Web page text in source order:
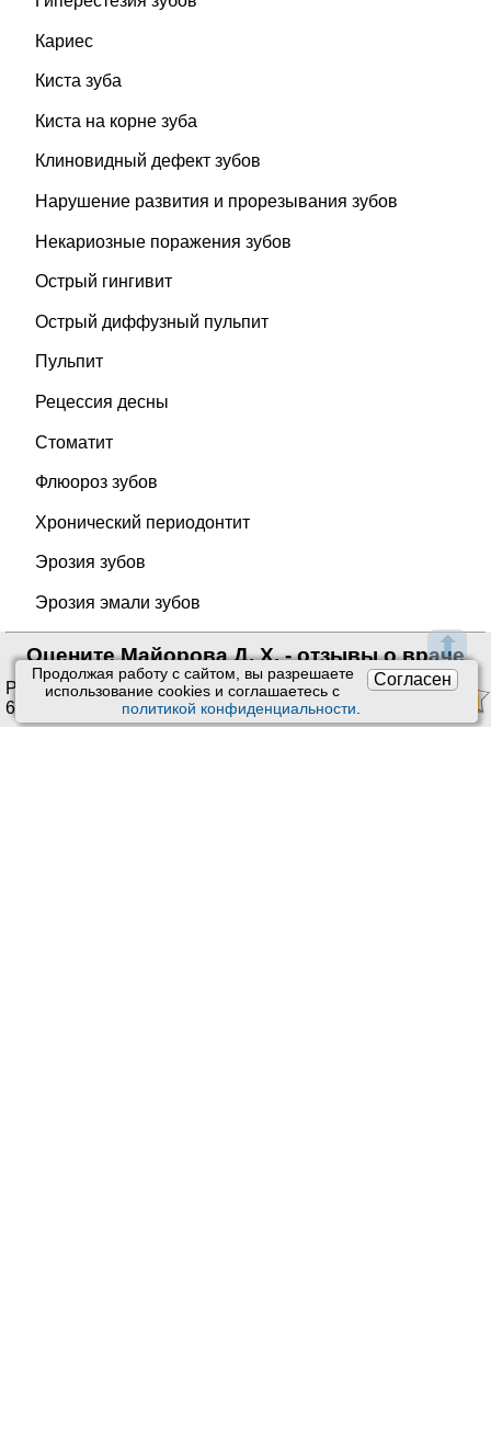
⬆
Согласен
Продолжая работу с сайтом, вы разрешаете
использование сookies и соглашаетесь с
политикой конфиденциальности.
Кариес
Киста зуба
Киста на корне зуба
Клиновидный дефект зубов
Нарушение развития и прорезывания зубов
Некариозные поражения зубов
Острый гингивит
Острый диффузный пульпит
Пульпит
Рецессия десны
Стоматит
Флюороз зубов
Хронический периодонтит
Эрозия зубов
Эрозия эмали зубов
Оцените Майорова Д. Х. - отзывы о враче
Рейтинг:4.69/5. Оценок:
68